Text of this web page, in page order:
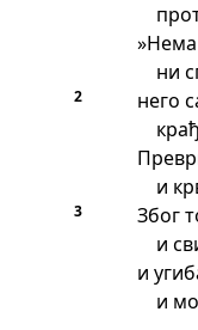
ни
2
него
и
3
Због
и
и
и